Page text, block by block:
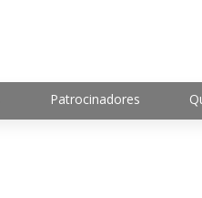
Patrocinadores